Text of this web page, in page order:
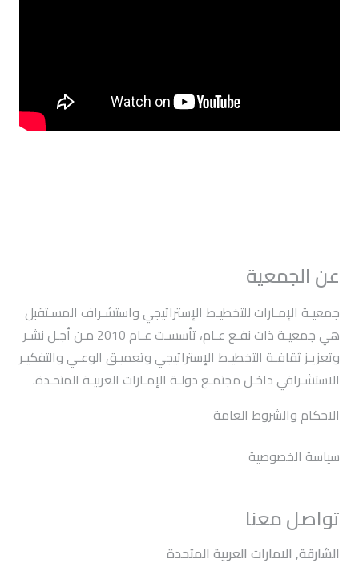
عن الجمعية
جمعيـة الإمـارات للتخطيـط الإستراتيجي واستشـراف المسـتقبل
هي جمعيـة ذات نفـع عـام، تأسسـت عـام 2010 مـن أجـل نشـر
وتعزيـز ثقافـة التخطيـط الإستراتيجي وتعميـق الوعـي والتفكيـر
الاستشـرافي داخـل مجتمـع دولـة الإمـارات العربيـة المتحـدة.
الاحكام والشروط العامة
سياسة الخصوصية
تواصل معنا
الشارقة, الامارات العربية المتحدة